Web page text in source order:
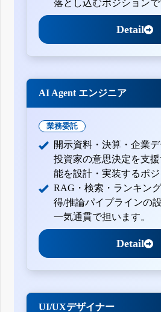
落とし込むポジションで
Detail
AI Agent エンジニア
業務委託
開示資料・決算・企業デ
投資家の意思決定を支
能を設計・実装するポジ
RAG・検索・ランキン
得/推論パイプラインの
一気通貫で担います。
Detail
UI/UXデザイナー